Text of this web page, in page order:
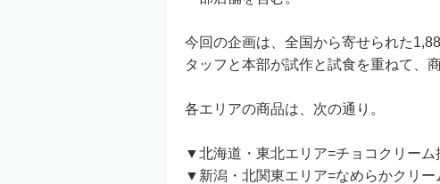
今回の企画は、全国から寄せられた
タッフと本部が試作と試食を重ねて、
各エリアの商品は、次の通り。
▼北海道・東北エリア=チョコクリーム
▼新潟・北関東エリア=なめらかクリ